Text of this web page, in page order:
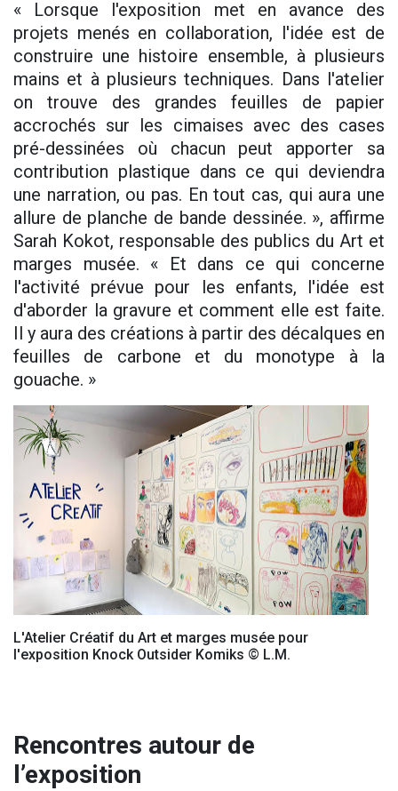
« Lorsque l'exposition met en avance des
projets menés en collaboration, l'idée est de
construire une histoire ensemble, à plusieurs
mains et à plusieurs techniques. Dans l'atelier
on trouve des grandes feuilles de papier
accrochés sur les cimaises avec des cases
pré-dessinées où chacun peut apporter sa
contribution plastique dans ce qui deviendra
une narration, ou pas. En tout cas, qui aura une
allure de planche de bande dessinée. », affirme
Sarah Kokot, responsable des publics du Art et
marges musée. « Et dans ce qui concerne
l'activité prévue pour les enfants, l'idée est
d'aborder la gravure et comment elle est faite.
Il y aura des créations à partir des décalques en
feuilles de carbone et du monotype à la
gouache. »
L'Atelier Créatif du Art et marges musée pour
l'exposition Knock Outsider Komiks © L.M.
Rencontres autour de
l’exposition